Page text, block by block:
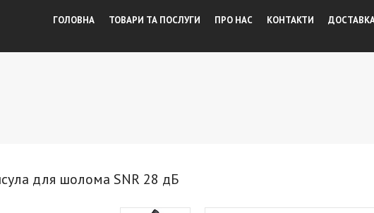
ГОЛОВНА ТОВАРИ ТА ПОСЛУГИ ПРО НАС КОНТАКТИ
для шолома SNR 28 дБ